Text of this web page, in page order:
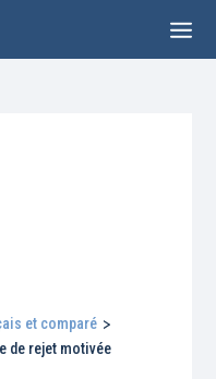
et comparé >
de rejet motivée